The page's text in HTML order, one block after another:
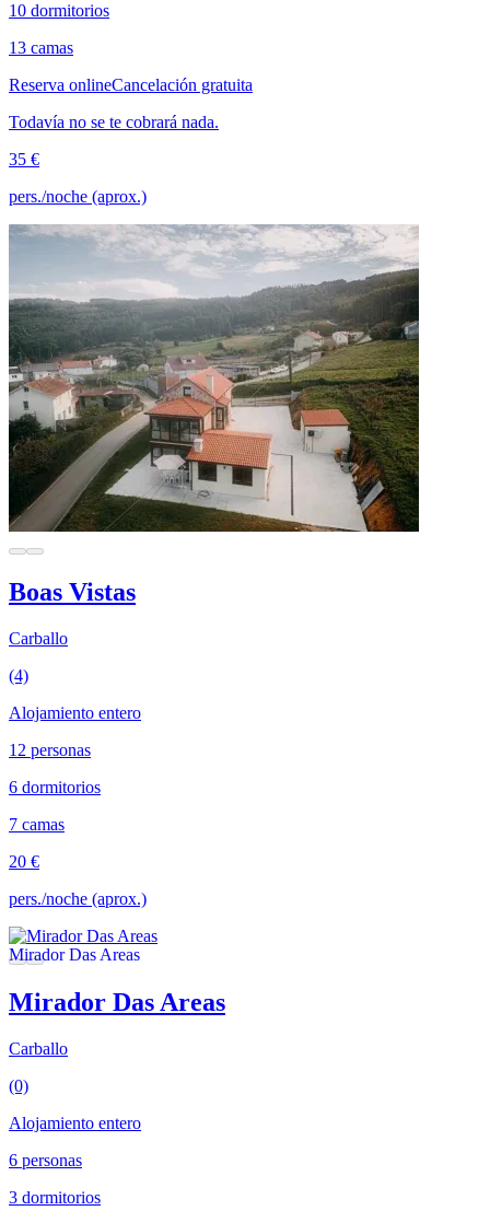
10 dormitorios
13 camas
Reserva onlineCancelación gratuita
Todavía no se te cobrará nada.
35 €
pers./noche (aprox.)
Boas Vistas
Carballo
(4)
Alojamiento entero
12 personas
6 dormitorios
7 camas
20 €
pers./noche (aprox.)
Mirador Das Areas
Carballo
(0)
Alojamiento entero
6 personas
3 dormitorios